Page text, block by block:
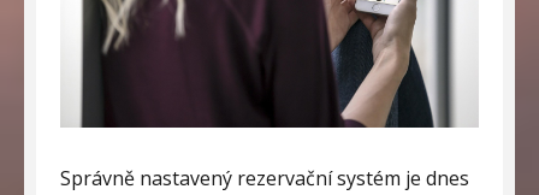
Správně nastavený rezervační systém je dnes